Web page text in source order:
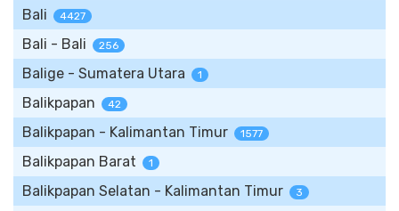
Bali 4427
Bali - Bali 256
Balige - Sumatera Utara 1
Balikpapan 42
Balikpapan - Kalimantan Timur 1577
Balikpapan Barat 1
Balikpapan Selatan - Kalimantan Timur 3